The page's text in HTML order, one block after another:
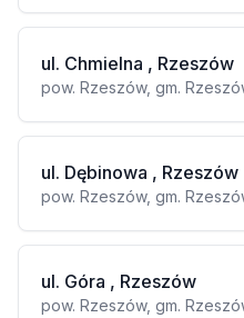
ul. Chmielna , Rzeszów
pow. Rzeszów, gm.
ul. Dębinowa , Rzeszów
pow. Rzeszów, gm.
ul. Góra , Rzeszów
pow. Rzeszów, gm.